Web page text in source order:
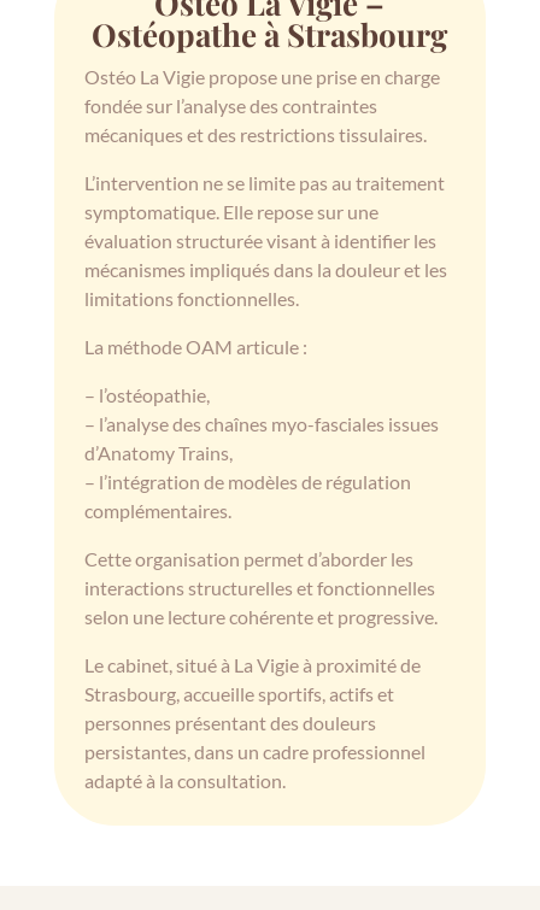
Ostéopathe à Strasbourg
Ostéo La Vigie propose une prise en charge
fondée sur l’analyse des contraintes
mécaniques et des restrictions tissulaires.
L’intervention ne se limite pas au traitement
symptomatique. Elle repose sur une
évaluation structurée visant à identifier les
mécanismes impliqués dans la douleur et les
limitations fonctionnelles.
La méthode OAM articule :
– l’ostéopathie,
– l’analyse des chaînes myo-fasciales issues
d’Anatomy Trains,
– l’intégration de modèles de régulation
complémentaires.
Cette organisation permet d’aborder les
interactions structurelles et fonctionnelles
selon une lecture cohérente et progressive.
Le cabinet, situé à La Vigie à proximité de
Strasbourg, accueille sportifs, actifs et
personnes présentant des douleurs
persistantes, dans un cadre professionnel
adapté à la consultation.